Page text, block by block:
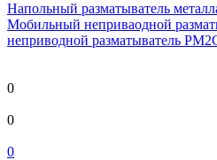
Напольный разматыватель
Мобильный непривaодной
неприводной разматыватель
0
0
0